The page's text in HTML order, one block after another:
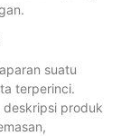
suatu
terperinci.
deskripsi produk